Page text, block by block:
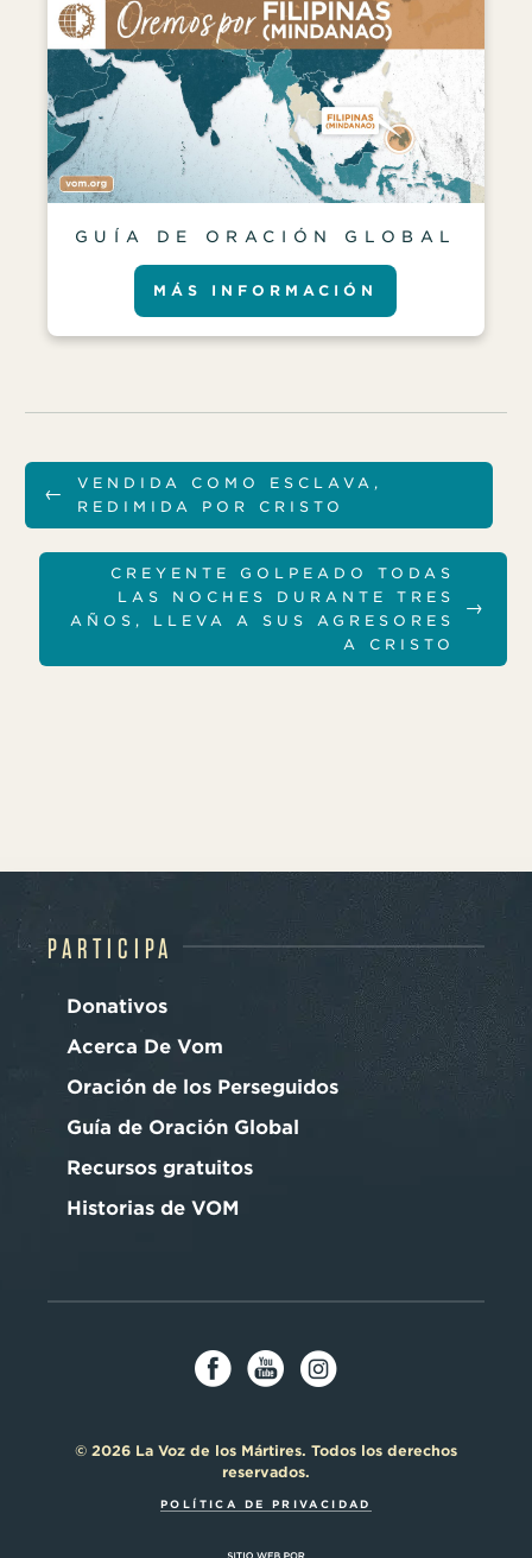
GUÍA DE ORACIÓN GLOBAL
MÁS INFORMACIÓN
←
VENDIDA COMO ESCLAVA,
REDIMIDA POR CRISTO
CREYENTE GOLPEADO TODAS
LAS NOCHES DURANTE TRES
AÑOS, LLEVA A SUS AGRESORES
A CRISTO
→
PARTICIPA
Donativos
Acerca De Vom
Oración de los Perseguidos
Guía de Oración Global
Recursos gratuitos
Historias de VOM
© 2026 La Voz de los Mártires. Todos los derechos
reservados.
POLÍTICA DE PRIVACIDAD